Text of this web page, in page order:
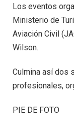
Los eventos
Ministerio de
Aviación Civil
Wilson.
Culmina así dos
profesionales,
PIE DE FOTO